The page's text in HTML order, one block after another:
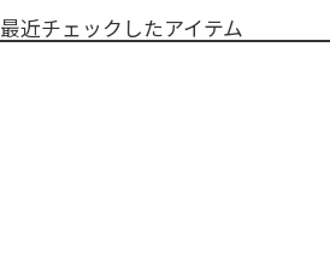
最近チェックしたアイテム